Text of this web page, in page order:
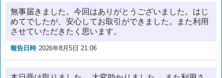
無事届きました。今回はありがとうございました。はじ
めてでしたが、安心してお取引ができました。また利用
させていただきたく思います。
報告日時 2026年8月5日 21:06